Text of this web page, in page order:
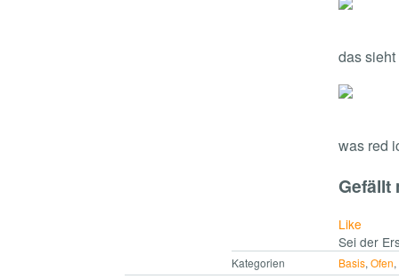
das
was red
Gefällt
Like
Sei der
Kategorien Basis,Ofen,